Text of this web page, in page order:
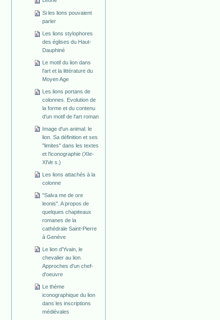
Si les lions pouvaient
parler
Les lions stylophores
des églises du Haut-
Dauphiné
Le motif du lion dans
l'art et la littérature du
Moyen Age
Les lions portans de
colonnes. Evolution de
la forme et du contenu
d'un motif de l'art roman
Image d'un animal: le
lion. Sa définition et ses
"limites" dans les textes
et l'iconographie (XIe-
XIVe s.)
Les lions attachés à la
colonne
"Salva me de ore
leonis". A propos de
quelques chapiteaux
romanes de la
cathédrale Saint-Pierre
à Genève
Le lion d'Yvain, le
chevalier au lion.
Approches d'un chef-
d'oeuvre
Le thème
iconographique du lion
dans les inscriptions
médiévales